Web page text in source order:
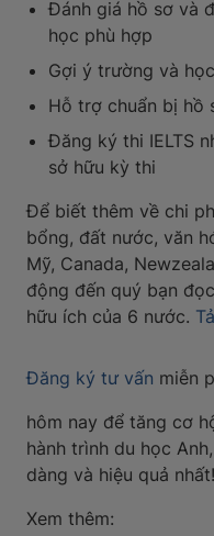
Đánh giá hồ sơ và
học phù hợp
Gợi ý trường và
Hỗ trợ chuẩn bị hồ
Đăng ký thi IELTS
sở hữu kỳ thi
Để biết thêm về chi
bổng, đất nước, văn
Mỹ, Canada,
động đến quý bạn đọc
hữu ích của 6 nước.
Đăng ký tư vấn miễn
hôm nay để tăng cơ
hành trình du học
dàng và hiệu quả nhất!
Xem thêm: